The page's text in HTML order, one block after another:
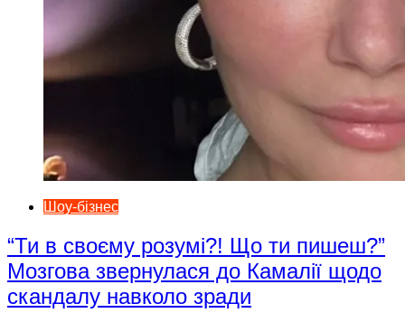
Шоу-бізнес
“Ти в своєму розумі?! Що ти пишеш?”
Мозгова звернулася до Камалії щодо
скандалу навколо зради